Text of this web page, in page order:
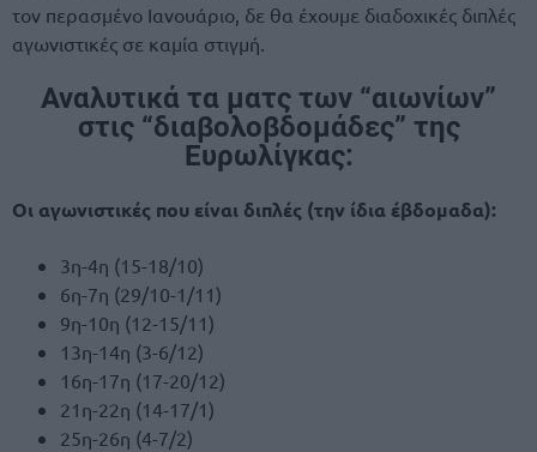
τον περασμένο Ιανουάριο, δε θα έχουμε διαδοχικές διπλές
αγωνιστικές σε καμία στιγμή.
Αναλυτικά τα ματς των “αιωνίων”
στις “διαβολοβδομάδες” της
Ευρωλίγκας:
Οι αγωνιστικές που είναι διπλές (την ίδια έβδομαδα):
3η-4η (15-18/10)
6η-7η (29/10-1/11)
9η-10η (12-15/11)
13η-14η (3-6/12)
16η-17η (17-20/12)
21η-22η (14-17/1)
25η-26η (4-7/2)